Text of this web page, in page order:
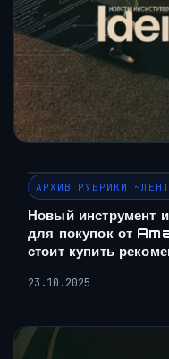
АРХИВ РУБРИКИ
Новый инструмент
для покупок от
стоит купить
23.10.2025